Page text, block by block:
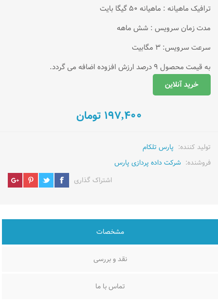
ترافیک ماهیانه : ماهیانه 50 گیگا بایت
مدت زمان سرویس : شش ماهه
سرعت سرویس: 3 مگابیت
به قیمت محصول 9 درصد ارزش افزوده اضافه می گردد.
خرید آنلاین
197,400 تومان
تولید کننده: پارس تلکام
فروشنده: شرکت داده پردازی پارس
اشتراک گذاری
مشخصات
نقد و بررسی
تماس با ما